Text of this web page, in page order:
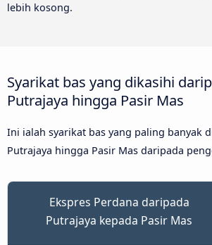
lebih kosong.
Syarikat bas yang dikasihi
Putrajaya hingga Pasir Mas
Ini ialah syarikat bas yang paling banyak
Putrajaya hingga Pasir Mas daripada
Ekspres Perdana daripada
Putrajaya kepada Pasir Mas